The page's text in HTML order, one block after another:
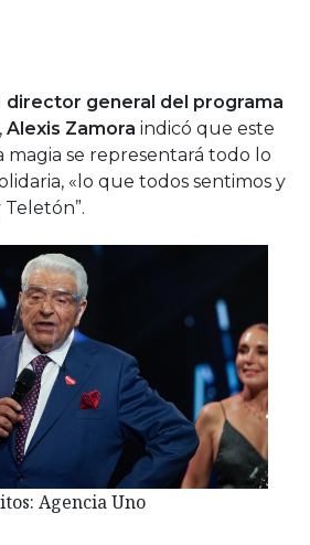
director general del programa
, Alexis Zamora indicó que este
magia se representará todo lo
«lo que todos sentimos y
Agencia Uno